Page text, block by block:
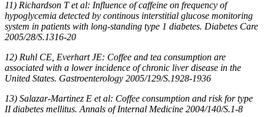
11) Richardson T et al: Influence of caffeine on frequency of
hypoglycemia detected by continous interstitial glucose monitoring
system in patients with long-standing type 1 diabetes. Diabetes Care
2005/28/S.1316-20
12) Ruhl CE, Everhart JE: Coffee and tea consumption are
associated with a lower incidence of chronic liver disease in the
United States. Gastroenterology 2005/129/S.1928-1936
13) Salazar-Martinez E et al: Coffee consumption and risk for type
II diabetes mellitus. Annals of Internal Medicine 2004/140/S.1-8